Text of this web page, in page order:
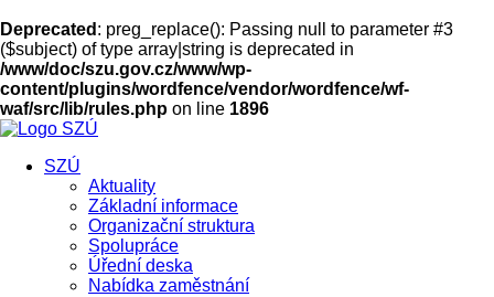
Deprecated : preg_replace(): Passing null to parameter #3
($subject) of type array|string is deprecated in
/www/doc/szu.gov.cz/www/wp-
content/plugins/wordfence/vendor/wordfence/wf-
waf/src/lib/rules.php on line 1896
SZÚ
Aktuality
Základní informace
Organizační struktura
Spolupráce
Úřední deska
Nabídka zaměstnání